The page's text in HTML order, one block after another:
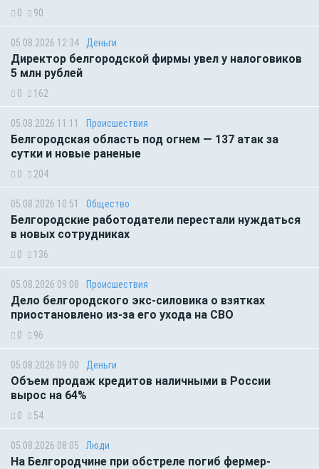
0 90
05.08.2026 12:34 Деньги
Директор белгородской фирмы увел у налоговиков
5 млн рублей
0 162
05.08.2026 11:11 Происшествия
Белгородская область под огнем — 137 атак за
сутки и новые раненые
0 204
05.08.2026 10:51 Общество
Белгородские работодатели перестали нуждаться
в новых сотрудниках
0 136
05.08.2026 09:08 Происшествия
Дело белгородского экс-силовика о взятках
приостановлено из-за его ухода на СВО
0 96
05.08.2026 09:00 Деньги
Объем продаж кредитов наличными в России
вырос на 64%
0 54
05.08.2026 08:05 Люди
На Белгородчине при обстреле погиб фермер-